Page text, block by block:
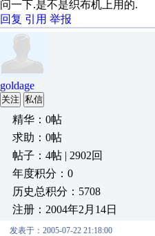
问一下.是不是织布机上用的.
回复 引用 举报
goldage
关注 私信
精华：0帖
求助：0帖
帖子：4帖 | 2902回
年度积分：0
历史总积分：5708
注册：2004年2月14日
发表于：2005-07-22 21:18:00